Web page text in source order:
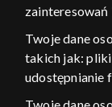
zainteresowań
Twoje dane
takich jak: pliki
udostępnianie